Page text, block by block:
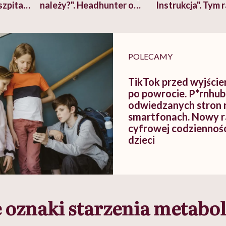
należy?". Headhunter o
pracy
Instrukcja". Tym
POLECAMY
TikTok przed
po powrocie.
odwiedzanych stron
smartfonach. Nowy
cyfrowej
dzieci
oznaki starzenia